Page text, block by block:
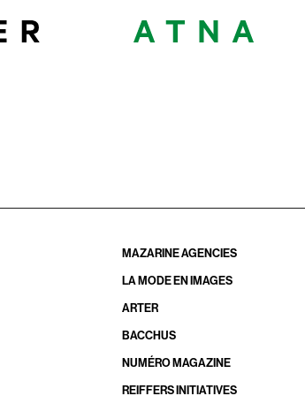
MAZARINE AGENCIES
LA MODE EN IMAGES
ARTER
BACCHUS
NUMÉRO MAGAZINE
REIFFERS INITIATIVES